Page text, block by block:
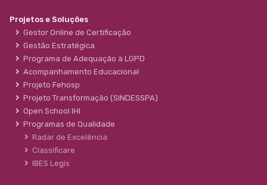
Projetos e Soluções
Gestor Online de Certificação
Gestão Estratégica
Programa de Adequação à LGPD
Acompanhamento Educacional
Projeto Fehosp
Projeto Transformação (SINDESSPA)
Open School IHI
Programas de Qualidade
Radar de Excelência
Classificare
IBES Legis